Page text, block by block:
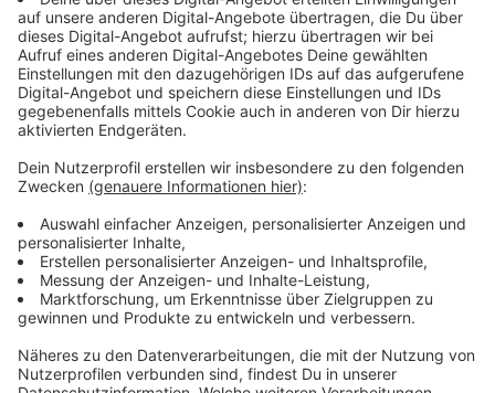
anderem die Preise gesenkt und die
Rahmenbedingungen vereinfacht. Betreiber müssen
nur die Hälfte der Gebühren bezahlen und können
Flächen für zwei Jahre mieten, um mehr
Planungssicherheit zu haben.
Anzeige
Weitere Meldungen aus Leverkusen
Anzeige
Kundgebung: Leverkusener Jugendpolitik zum
Kriegsbeginn